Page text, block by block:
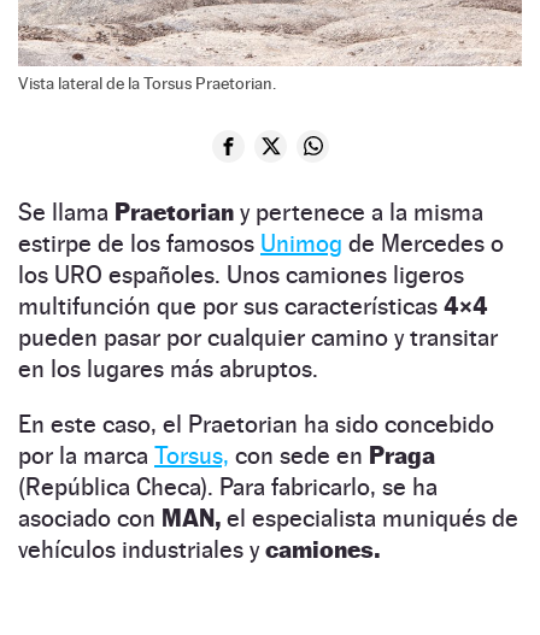
Vista lateral de la Torsus Praetorian.
Se llama Praetorian y pertenece a la misma
estirpe de los famosos Unimog de Mercedes o
los URO españoles. Unos camiones ligeros
multifunción que por sus características 4×4
pueden pasar por cualquier camino y transitar
en los lugares más abruptos.
En este caso, el Praetorian ha sido concebido
por la marca Torsus, con sede en Praga
(República Checa). Para fabricarlo, se ha
asociado con MAN, el especialista muniqués de
vehículos industriales ycamiones.